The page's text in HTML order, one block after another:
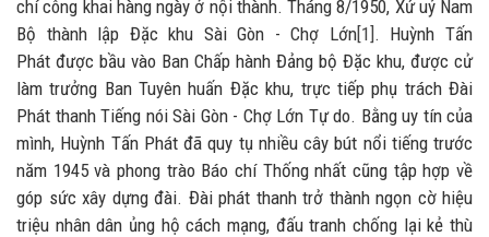
chí công khai hàng ngày ở nội thành. Tháng 8/1950, Xứ uỷ Nam
Bộ thành lập Đặc khu Sài Gòn - Chợ Lớn[1] . Huỳnh Tấn
Phát được bầu vào Ban Chấp hành Đảng bộ Đặc khu, được cử
làm trưởng Ban Tuyên huấn Đặc khu, trực tiếp phụ trách Đài
Phát thanh Tiếng nói Sài Gòn - Chợ Lớn Tự do. Bằng uy tín của
mình, Huỳnh Tấn Phát đã quy tụ nhiều cây bút nổi tiếng trước
năm 1945 và phong trào Báo chí Thống nhất cũng tập hợp về
góp sức xây dựng đài. Đài phát thanh trở thành ngọn cờ hiệu
triệu nhân dân ủng hộ cách mạng, đấu tranh chống lại kẻ thù